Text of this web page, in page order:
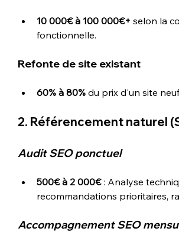
10 000€ à 100 000€+ selon la
fonctionnelle.
Refonte de site existant
60% à 80% du prix d'un site
2. Référencement naturel
Audit SEO ponctuel
500€ à 2 000€ : Analyse
recommandations prioritaires,
Accompagnement SEO